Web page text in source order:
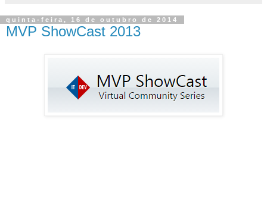
quinta-feira, 16 de outubro de 2014
MVP ShowCast 2013